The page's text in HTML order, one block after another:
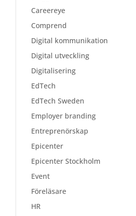
Careereye
Comprend
Digital kommunikation
Digital utveckling
Digitalisering
EdTech
EdTech Sweden
Employer branding
Entreprenörskap
Epicenter
Epicenter Stockholm
Event
Föreläsare
HR